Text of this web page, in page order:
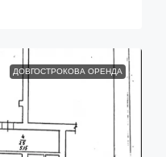
ДОВГОСТРОКОВА ОРЕНДА